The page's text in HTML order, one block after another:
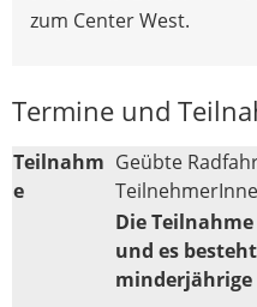
zum Center West.
Termine und
Teilnahm
e
Geübte
Die
und es
minderjährige